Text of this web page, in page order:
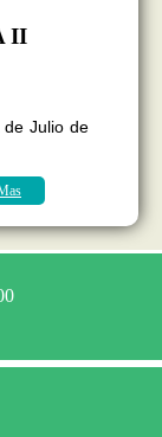
II
Julio de